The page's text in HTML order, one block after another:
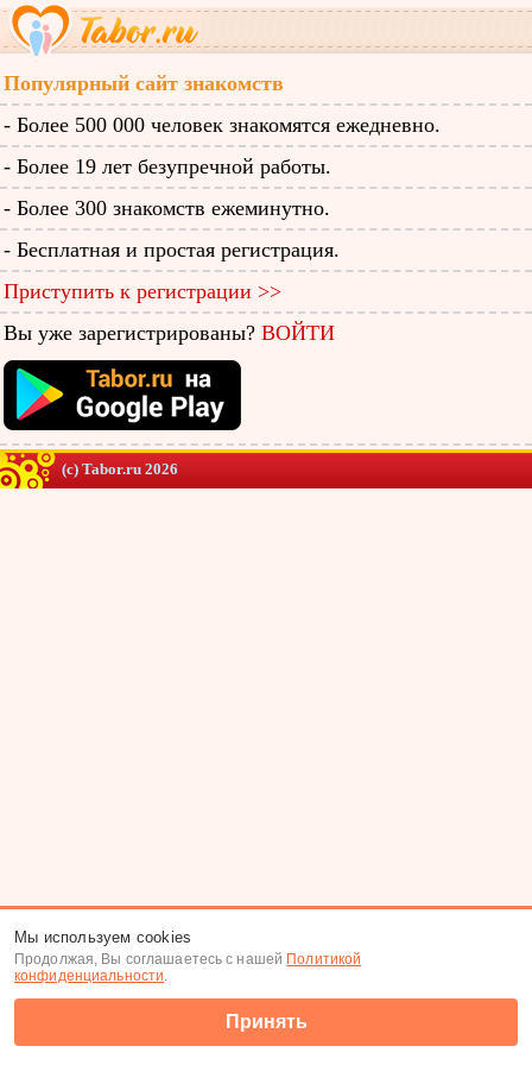
Популярный сайт знакомств
- Более 500 000 человек знакомятся ежедневно.
- Более 19 лет безупречной работы.
- Более 300 знакомств ежеминутно.
- Бесплатная и простая регистрация.
Приступить к регистрации >>
Вы уже зарегистрированы? ВОЙТИ
(c) Tabor.ru 2026
Мы используем cookies
Продолжая, Вы соглашаетесь с нашей Политикой
конфиденциальности.
Принять